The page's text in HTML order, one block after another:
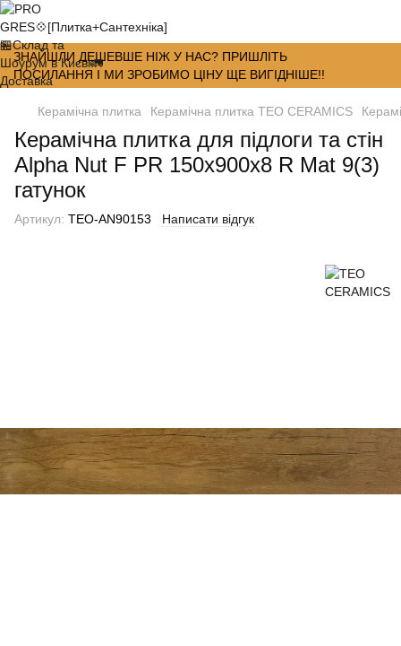
ЗНАЙШЛИ ДЕШЕВШЕ НІЖ У НАС? ПРИШЛІТЬ
ПОСИЛАННЯ І МИ ЗРОБИМО ЦІНУ ЩЕ ВИГІДНІШЕ!!
Керамічна плитка Керамічна плитка TEO CERAMICS
Керамічна плитка для підлоги та стін
Alpha Nut F PR 150x900x8 R Mat 9(3)
гатунок
Артикул: TEO-AN90153 Написати відгук